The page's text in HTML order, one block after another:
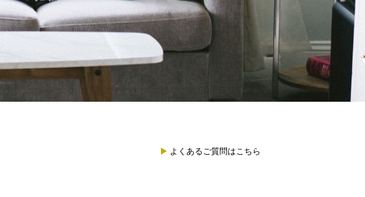
よくあるご質問はこちら